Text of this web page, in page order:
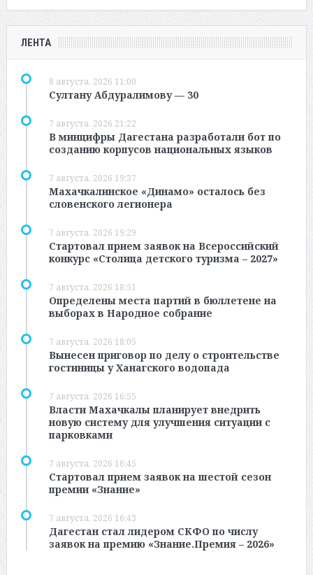
ЛЕНТА
8 августа, 2026 11:00
Султану Абдуралимову — 30
7 августа, 2026 21:22
В минцифры Дагестана разработали бот по
созданию корпусов национальных языков
7 августа, 2026 19:37
Махачкалинское «Динамо» осталось без
словенского легионера
7 августа, 2026 19:29
Стартовал прием заявок на Всероссийский
конкурс «Столица детского туризма – 2027»
7 августа, 2026 18:51
Определены места партий в бюллетене на
выборах в Народное собрание
7 августа, 2026 18:05
Вынесен приговор по делу о строительстве
гостиницы у Ханагского водопада
7 августа, 2026 16:55
Власти Махачкалы планирует внедрить
новую систему для улучшения ситуации с
парковками
7 августа, 2026 16:45
Стартовал прием заявок на шестой сезон
премии «Знание»
7 августа, 2026 16:43
Дагестан стал лидером СКФО по числу
заявок на премию «Знание.Премия – 2026»